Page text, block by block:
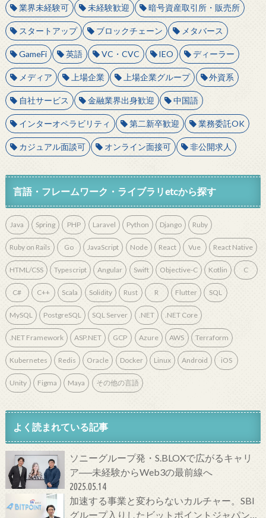
業界未経験可 未経験歓迎 暗号資産取引所・販売所
スタートアップ ブロックチェーン メタバース
GameFi 英語 VC・CVC IEO ディーラー
メディア 上場企業 上場企業グループ 外資系
自社サービス 金融業界出身歓迎 中国語
インターオペラビリティ 第二新卒歓迎 業務委託OK
カジュアル面談可 オンライン面接可 非公開求人
言語・フレームワーク・ライブラリetcから探す
Java Spring PHP Laravel Python Django Ruby
Ruby on Rails Go JavaScript Node React Vue React Native
HTML/CSS Typescript Angular Swift Objective-C Kotlin C
C# C++ Scala Solidity Rust R Flutter SQL
MySQL PostgreSQL SQL Server .NET .NET Core
.NET Framework ASP.NET GCP Azure AWS Terraform
Kubernetes Redis Oracle Docker Linux Android iOS
Unity Figma Maya その他の言語
よく読まれている記事
ソニーグループ発・S.BLOXで広がるキャリ
ア──未経験からWeb3の最前線へ
2025.05.14
加速する事業と変わらないカルチャー。SBI
グループ入りしたビットポイントジャパンの